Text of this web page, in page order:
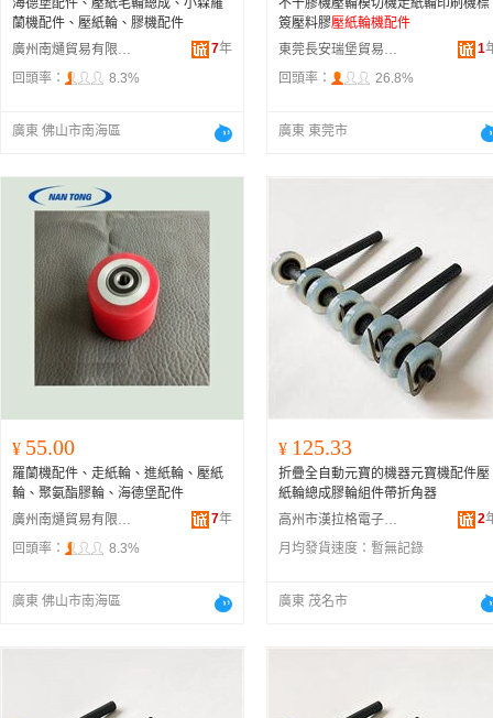
海德堡配件、壓紙毛輪總成、小森羅
蘭機配件、壓紙輪、膠機配件
廣州南熥貿易有限公司
7年
回頭率：
8.3%
廣東 佛山市南海區
不干膠機壓輪模切機走紙輪印刷機標
簽壓料膠壓紙輪機配件
東莞長安瑞堡貿易有限公司
1
回頭率：
26.8%
廣東 東莞市
¥ 55.00
羅蘭機配件、走紙輪、進紙輪、壓紙
輪、聚氨酯膠輪、海德堡配件
廣州南熥貿易有限公司
7年
回頭率：
8.3%
廣東 佛山市南海區
¥ 125.33
折疊全自動元寶的機器元寶機配件壓
紙輪總成膠輪組件帶折角器
高州市漢拉格電子商務商行
2
月均發貨速度： 暫無記錄
廣東 茂名市